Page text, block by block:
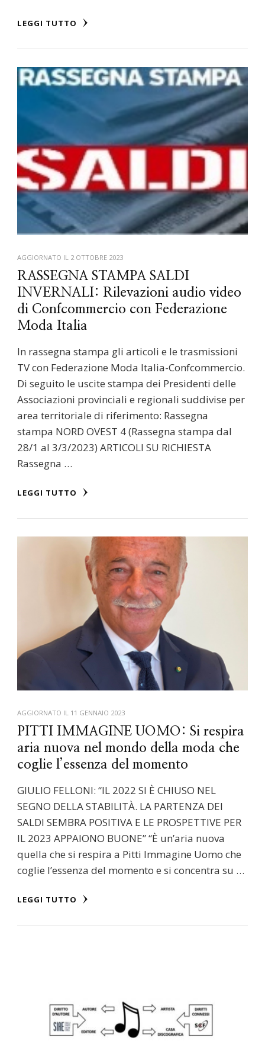
LEGGI TUTTO
AGGIORNATO IL 2 OTTOBRE 2023
RASSEGNA STAMPA SALDI
INVERNALI: Rilevazioni audio video
di Confcommercio con Federazione
Moda Italia
In rassegna stampa gli articoli e le trasmissioni
TV con Federazione Moda Italia-Confcommercio.
Di seguito le uscite stampa dei Presidenti delle
Associazioni provinciali e regionali suddivise per
area territoriale di riferimento: Rassegna
stampa NORD OVEST 4 (Rassegna stampa dal
28/1 al 3/3/2023) ARTICOLI SU RICHIESTA
Rassegna …
LEGGI TUTTO
AGGIORNATO IL 11 GENNAIO 2023
PITTI IMMAGINE UOMO: Si respira
aria nuova nel mondo della moda che
coglie l’essenza del momento
GIULIO FELLONI: “IL 2022 SI È CHIUSO NEL
SEGNO DELLA STABILITÀ. LA PARTENZA DEI
SALDI SEMBRA POSITIVA E LE PROSPETTIVE PER
IL 2023 APPAIONO BUONE” “È un’aria nuova
quella che si respira a Pitti Immagine Uomo che
coglie l’essenza del momento e si concentra su …
LEGGI TUTTO